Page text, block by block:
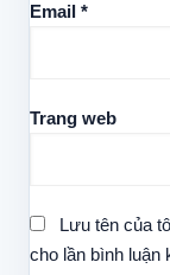
Email *
Trang web
Lưu tên của
cho lần bình luận